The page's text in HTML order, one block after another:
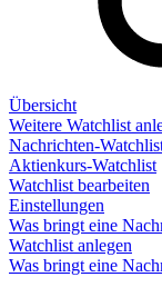
Übersicht
Weitere Watchlist
Nachrichten-
Aktienkurs-Watchlist
Watchlist bearbeiten
Einstellungen
Was bringt eine
Watchlist anlegen
Was bringt eine